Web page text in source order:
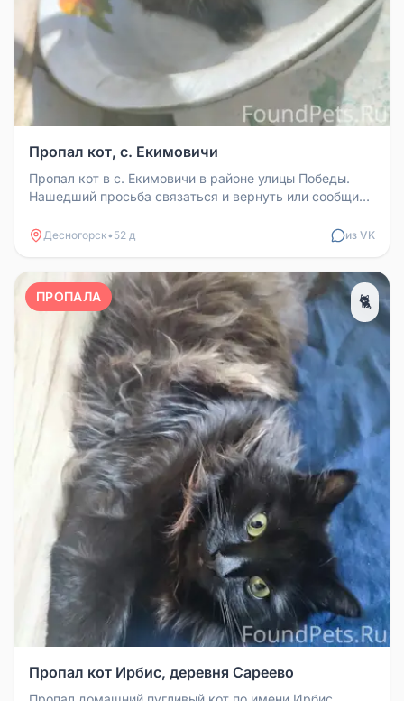
Пропал кот, с. Екимовичи
Пропал кот в с. Екимовичи в районе улицы Победы.
Нашедший просьба связаться и вернуть или сообщить
Десногорск• 52 д из VK
ПРОПАЛА 🐈
Пропал кот Ирбис, деревня Сареево